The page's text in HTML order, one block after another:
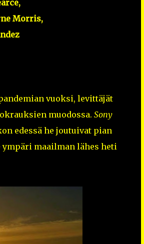
Morris,
vuoksi, levittäjät
muodossa. Sony
edessä he joutuivat pian
maailman lähes heti